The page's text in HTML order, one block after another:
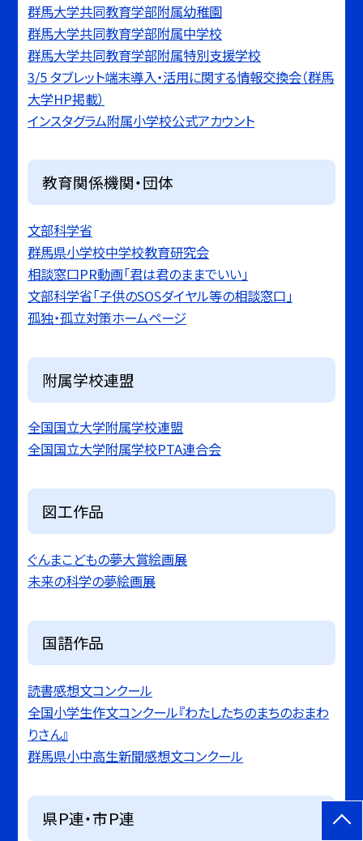
群馬大学共同教育学部附属幼稚園
群馬大学共同教育学部附属中学校
群馬大学共同教育学部附属特別支援学校
3/5 タブレット端末導入・活用に関する情報交換会（群馬
大学HP掲載）
インスタグラム附属小学校公式アカウント
教育関係機関・団体
文部科学省
群馬県小学校中学校教育研究会
相談窓口PR動画「君は君のままでいい」
文部科学省「子供のSOSダイヤル等の相談窓口」
孤独・孤立対策ホームページ
附属学校連盟
全国国立大学附属学校連盟
全国国立大学附属学校PTA連合会
図工作品
ぐんまこどもの夢大賞絵画展
未来の科学の夢絵画展
国語作品
読書感想文コンクール
全国小学生作文コンクール『わたしたちのまちのおまわ
りさん』
群馬県小中高生新聞感想文コンクール
県Ｐ連・市Ｐ連